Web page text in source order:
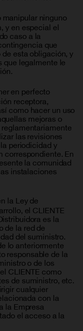
ninguno
y en especial el
caso a la
que
esta obligación, y
que legalmente le
en perfecto
receptora,
como hacer un uso
mejoras o
las revisiones
periodicidad y
En
la comunidad
instalaciones
la Ley de
el CLIENTE
es la
de la red de
del suministro.
lo anteriormente
responsable de la
o de los
CLIENTE como
de suministro, etc.
cualquier
con la
la Empresa
el acceso a la